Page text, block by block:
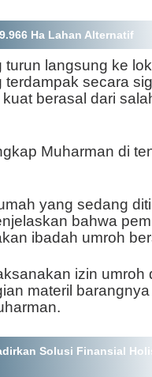
Ha Lahan Alternatif
langsung ke
secara
berasal dari
Muharman di
yang sedang
bahwa
ibadah umroh
izin umroh
materil
Solusi Finansial